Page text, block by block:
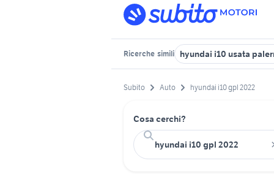
Ricerche simili hyundai i10 usata
Subito Auto hyundai i10 gpl 2022
Cosa cerchi?